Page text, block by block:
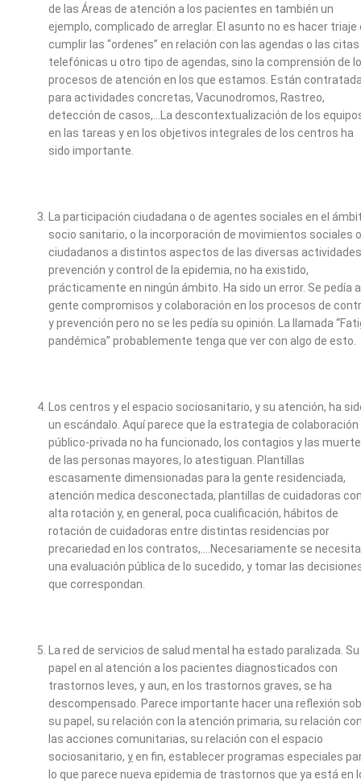
de las Áreas de atención a los pacientes en también un
ejemplo, complicado de arreglar. El asunto no es hacer triaje
cumplir las “ordenes” en relación con las agendas o las citas
telefónicas u otro tipo de agendas, sino la comprensión de
procesos de atención en los que estamos. Están
para actividades concretas, Vacunodromos, Rastreo,
detección de casos,…La descontextualización de los
en las tareas y en los objetivos integrales de los centros ha
sido importante.
La participación ciudadana o de agentes sociales en el
socio sanitario, o la incorporación de movimientos sociales o
ciudadanos a distintos aspectos de las diversas
prevención y control de la epidemia, no ha existido,
prácticamente en ningún ámbito. Ha sido un error. Se pedía
gente compromisos y colaboración en los procesos de
y prevención pero no se les pedía su opinión. La llamada
pandémica” probablemente tenga que ver con algo de esto.
Los centros y el espacio sociosanitario, y su atención, ha
un escándalo. Aquí parece que la estrategia de colaboración
público-privada no ha funcionado, los contagios y las
de las personas mayores, lo atestiguan. Plantillas
escasamente dimensionadas para la gente residenciada,
atención medica desconectada, plantillas de cuidadoras
alta rotación y, en general, poca cualificación, hábitos de
rotación de cuidadoras entre distintas residencias por
precariedad en los contratos,….Necesariamente se necesita
una evaluación pública de lo sucedido, y tomar las
que correspondan.
La red de servicios de salud mental ha estado paralizada. Su
papel en al atención a los pacientes diagnosticados con
trastornos leves, y aun, en los trastornos graves, se ha
descompensado. Parece importante hacer una reflexión
su papel, su relación con la atención primaria, su relación
las acciones comunitarias, su relación con el espacio
sociosanitario, yen fin, establecer programas especiales
lo que parece nueva epidemia de trastornos que ya está en